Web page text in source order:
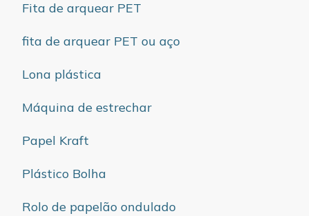
Fita de arquear PET
fita de arquear PET ou aço
Lona plástica
Máquina de estrechar
Papel Kraft
Plástico Bolha
Rolo de papelão ondulado